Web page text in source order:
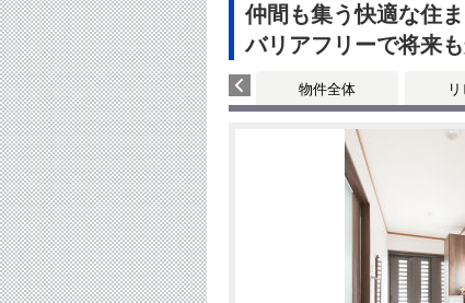
仲間も集う快適な住
バリアフリーで将来も
物件全体